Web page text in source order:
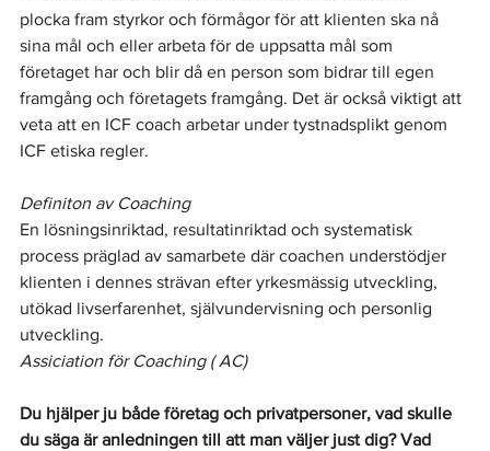
plocka fram styrkor och förmågor för att klienten ska nå
sina mål och eller arbeta för de uppsatta mål som
företaget har och blir då en person som bidrar till egen
framgång och företagets framgång. Det är också viktigt att
veta att en ICF coach arbetar under tystnadsplikt genom
ICF etiska regler.
Definiton av Coaching
En lösningsinriktad, resultatinriktad och systematisk
process präglad av samarbete där coachen understödjer
klienten i dennes strävan efter yrkesmässig utveckling,
utökad livserfarenhet, självundervisning och personlig
utveckling.
Assiciation för Coaching ( AC)
Du hjälper ju både företag och privatpersoner, vad skulle
du säga är anledningen till att man väljer just dig? Vad